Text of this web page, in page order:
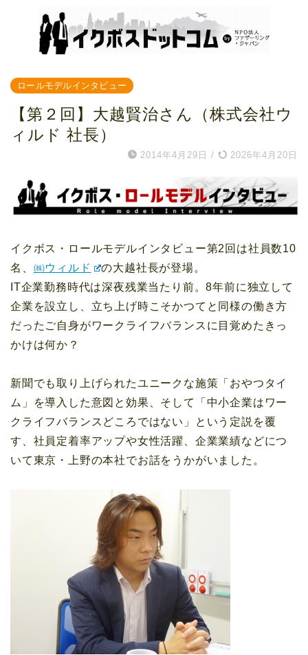
ロールモデルインタビュー
【第２回】大越賢治さん（株式会社ウ
ィルド 社長）
2014年4月29日 / 2026年4月20日
イクボス・ロールモデルインタビュー第2回は社員数10
名、 ㈱ウィルド
の大越社長が登場。
IT企業勤務時代は深夜残業当たり前。8年前に独立して
企業を設立し、立ち上げ時こそかつてと同様の働き方
だったご自身がワークライフバランスに目覚めたきっ
かけは何か？
新聞でも取り上げられたユニークな施策「おやつタイ
ム」を導入した意図と効果、そして「中小企業はワー
クライフバランスどころではない」という定説を覆
す、社員定着率アップや女性活躍、企業業績などにつ
いて東京・上野の本社でお話をうかがいました。